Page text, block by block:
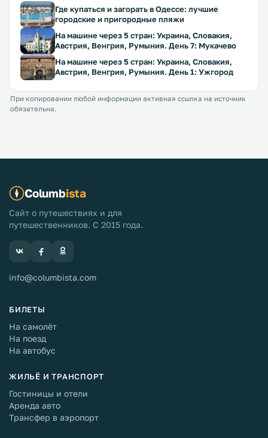
Где купаться и загорать в Одессе: лучшие
городские и пригородные пляжи
На машине через 5 стран: Украина, Словакия,
Австрия, Венгрия, Румыния. День 7: Мукачево
На машине через 5 стран: Украина, Словакия,
Австрия, Венгрия, Румыния. День 1: Ужгород
При копировании любой информации активная ссылка на источник
обязательна.
Columbista
Сайт о путешествиях и для
путешественников. С 2015 года.
info@columbista.com
БИЛЕТЫ
На самолёт
На поезд
На автобус
ЖИЛЬЁ И ТРАНСПОРТ
Гостиницы и отели
Аренда авто
Трансфер в аэропорт